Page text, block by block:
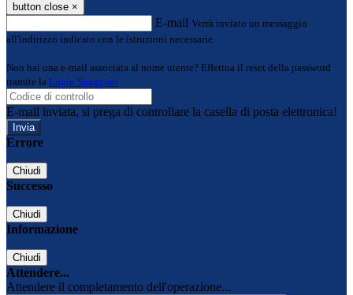
button close ×
E-mail Verrà inviato un messaggio
all'indirizzo indicato con le istruzioni necessarie.
Non hai una e-mail associata al nome utente? Effettua il reset della password
tramite la Login Spaggiari
E-mail inviata, si prega di controllare la casella di posta elettronica!
Errore
Chiudi
Successo
Chiudi
Informazione
Chiudi
Attendere...
Attendere il completamento dell'operazione...